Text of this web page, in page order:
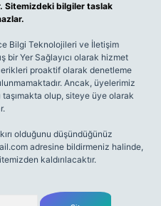
Sitemizdeki bilgiler taslak
Bilgi Teknolojileri ve İletişim
bir Yer Sağlayıcı olarak hizmet
proaktif olarak denetleme
Ancak, üyelerimiz
olup, siteye üye olarak
olduğunu düşündüğünüz
adresine bildirmeniz halinde,
kaldırılacaktır.